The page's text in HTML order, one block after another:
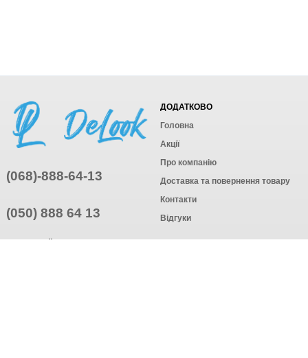
(068)-888-64-13
(050) 888 64 13
ДОДАТКОВО
Головна
Акції
Про компанію
Доставка та повернення товару
Контакти
Відгуки